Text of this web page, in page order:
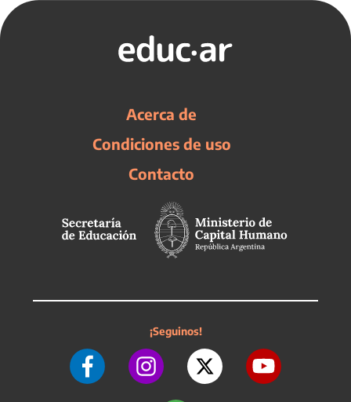
Acerca de
Condiciones de uso
Contacto
¡Seguinos!